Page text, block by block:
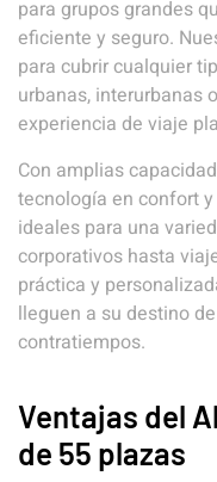
para grupos grandes
eficiente y seguro.
para cubrir cualquier
urbanas, interurbanas
experiencia de viaje
Con amplias
tecnología en confort
ideales para una
corporativos hasta
práctica y
lleguen a su destino
contratiempos.
Ventajas del
de 55 plazas